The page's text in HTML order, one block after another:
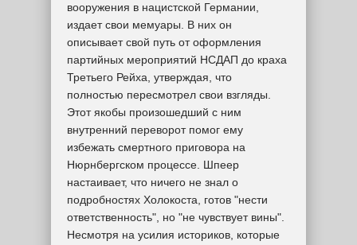
вооружения в нацистской Германии,
издает свои мемуары. В них он
описывает свой путь от оформления
партийных мероприятий НСДАП до краха
Третьего Рейха, утверждая, что
полностью пересмотрел свои взгляды.
Этот якобы произошедший с ним
внутренний переворот помог ему
избежать смертного приговора на
Нюрнбергском процессе. Шпеер
настаивает, что ничего не знал о
подробностях Холокоста, готов "нести
ответственность", но "не чувствует вины".
Несмотря на усилия историков, которые